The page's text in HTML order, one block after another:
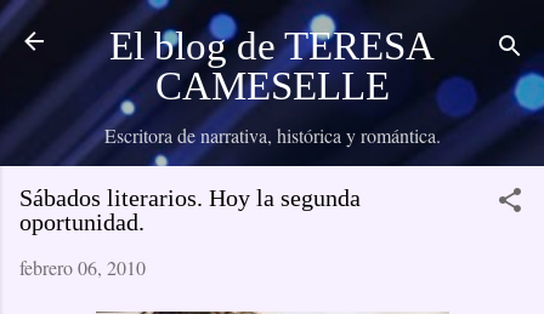
Ir al contenido principal
El blog de TERESA
CAMESELLE
Escritora de narrativa, histórica y romántica.
Sábados literarios. Hoy la segunda
oportunidad.
febrero 06, 2010